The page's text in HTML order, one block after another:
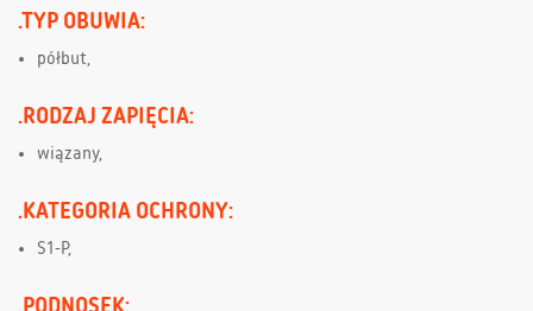
.TYP OBUWIA:
półbut,
.RODZAJ ZAPIĘCIA:
wiązany,
.KATEGORIA OCHRONY:
S1-P,
.PODNOSEK: